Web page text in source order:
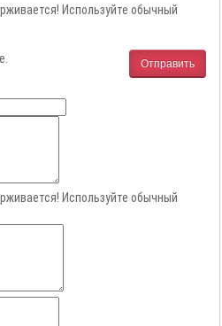
Используйте обычный
Отправить
Используйте обычный